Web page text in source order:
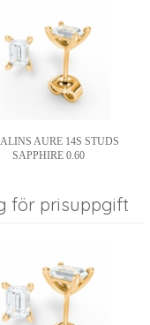
AURE 14S STUDS
SAPPHIRE 0.60
för prisuppgift